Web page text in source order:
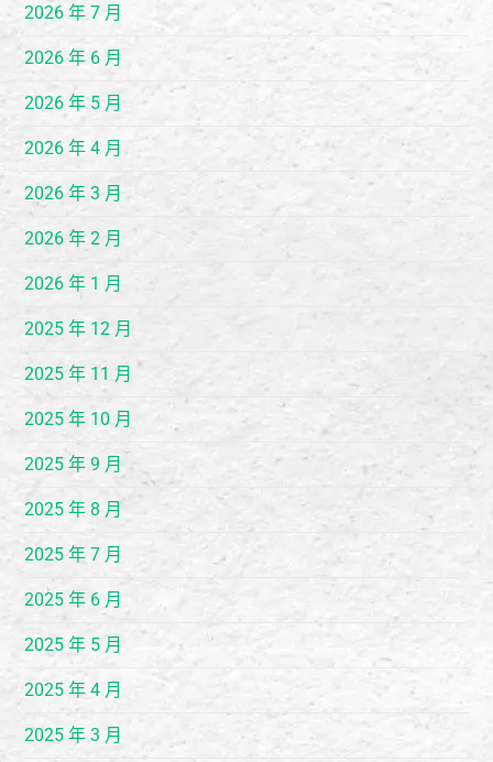
2026 年 7 月
2026 年 6 月
2026 年 5 月
2026 年 4 月
2026 年 3 月
2026 年 2 月
2026 年 1 月
2025 年 12 月
2025 年 11 月
2025 年 10 月
2025 年 9 月
2025 年 8 月
2025 年 7 月
2025 年 6 月
2025 年 5 月
2025 年 4 月
2025 年 3 月